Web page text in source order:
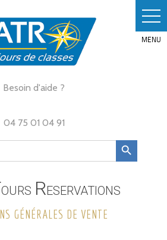
Besoin d'aide ?
04 75 01 04 91
Search Button
OURS RESERVATIONS
GÉNÉRALES DE VENTE